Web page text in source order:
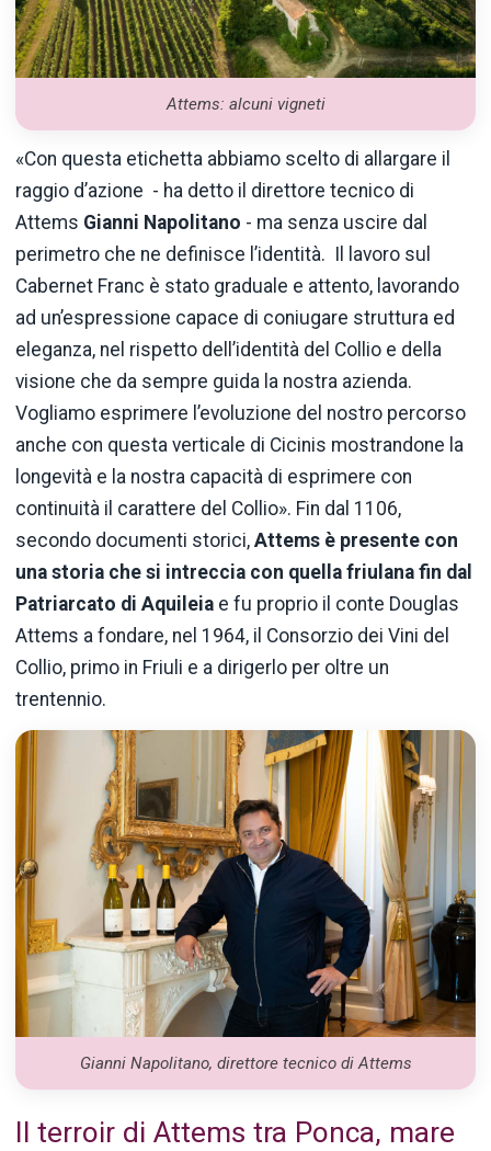
Attems: alcuni vigneti
«Con questa etichetta abbiamo scelto di allargare il
raggio d’azione - ha detto il direttore tecnico di
Attems Gianni Napolitano - ma senza uscire dal
perimetro che ne definisce l’identità. Il lavoro sul
Cabernet Franc è stato graduale e attento, lavorando
ad un’espressione capace di coniugare struttura ed
eleganza, nel rispetto dell’identità del Collio e della
visione che da sempre guida la nostra azienda.
Vogliamo esprimere l’evoluzione del nostro percorso
anche con questa verticale di Cicinis mostrandone la
longevità e la nostra capacità di esprimere con
continuità il carattere del Collio». Fin dal 1106,
secondo documenti storici, Attems è presente con
una storia che si intreccia con quella friulana fin dal
Patriarcato di Aquileia e fu proprio il conte Douglas
Attems a fondare, nel 1964, il Consorzio dei Vini del
Collio, primo in Friuli e a dirigerlo per oltre un
trentennio.
Gianni Napolitano, direttore tecnico di Attems
Il terroir di Attems tra Ponca, mare